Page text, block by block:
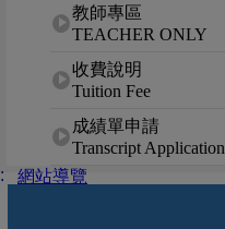
教師專區
TEACHER ONLY
收費說明
Tuition Fee
成績單申請
Transcript Application
網站導覽